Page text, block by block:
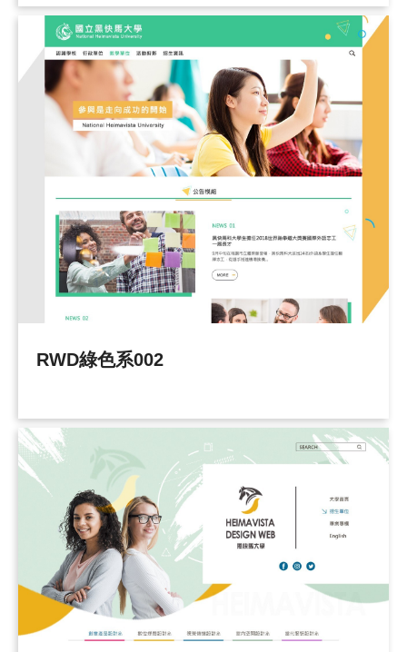
RWD綠色系002